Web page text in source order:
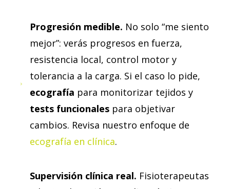
Progresión medible. No solo “me siento
mejor”: verás progresos en fuerza,
resistencia local, control motor y
tolerancia a la carga. Si el caso lo pide,
ecografía para monitorizar tejidos y
tests funcionalespara objetivar
cambios. Revisa nuestro enfoque de
ecografía en clínica.
Supervisión clínica real. Fisioterapeutas